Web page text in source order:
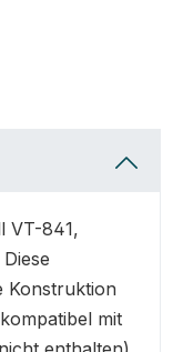
VT-841,
Konstruktion
mit